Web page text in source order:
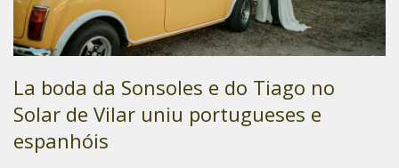
La boda da Sonsoles e do Tiago no
Solar de Vilar uniu portugueses e
espanhóis